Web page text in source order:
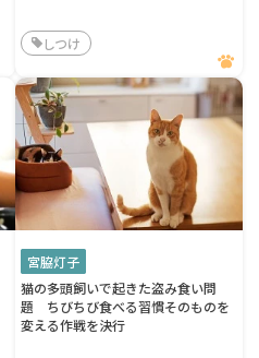
しつけ
宮脇灯子
猫の多頭飼いで起きた盗み食い問
題 ちびちび食べる習慣そのものを
変える作戦を決行